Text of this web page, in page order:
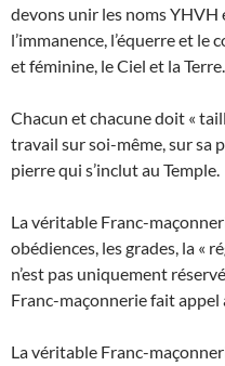
devons unir les noms YHVH
l’immanence, l’équerre et le
et féminine, le Ciel et la Terre.
Chacun et chacune doit «
travail sur soi-même, sur sa
pierre qui s’inclut au Temple.
La véritable Franc-
obédiences, les grades, la «
n’est pas uniquement
Franc-maçonnerie fait
La véritable Franc-